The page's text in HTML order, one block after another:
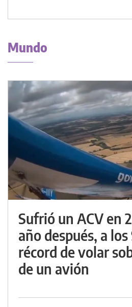
Mundo
Sufrió un ACV en
año después, a
récord de volar
de un avión